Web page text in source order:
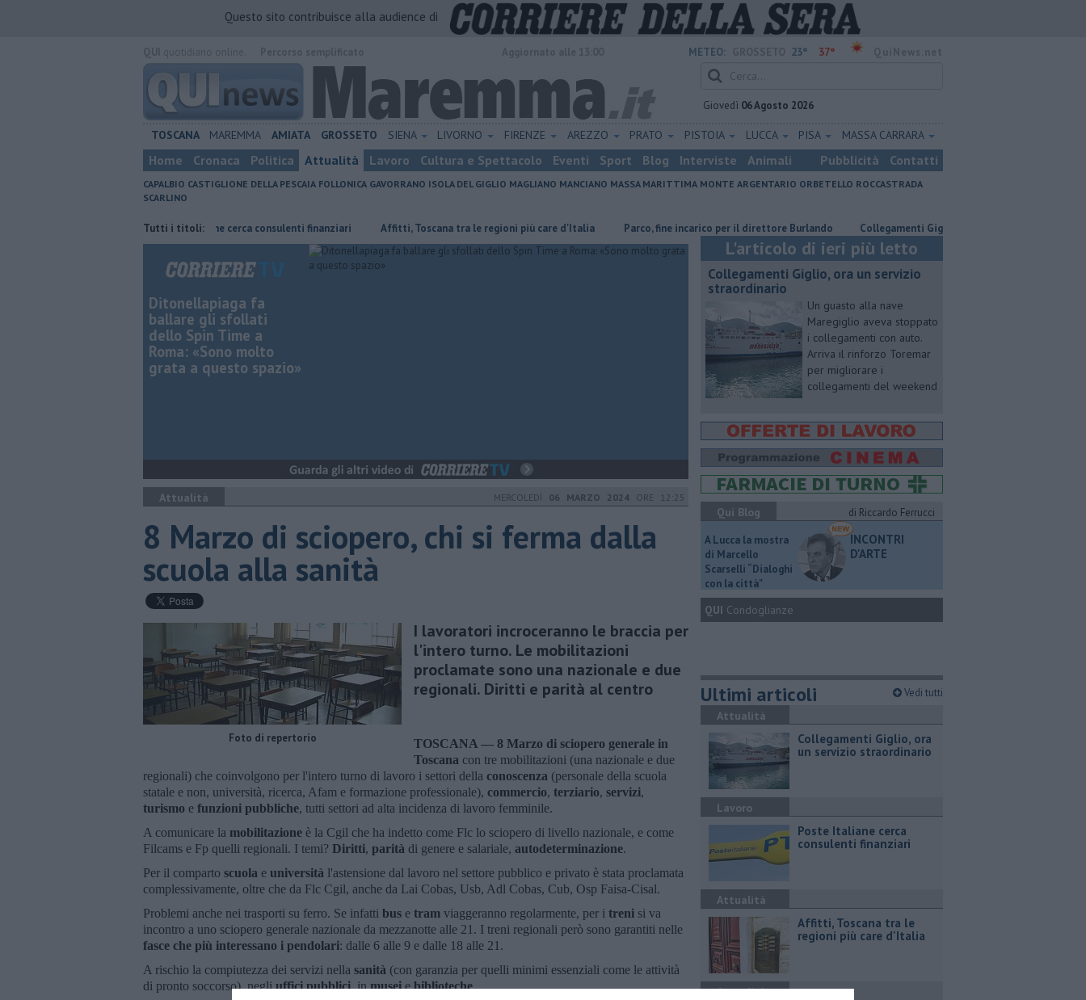
Questo sito contribuisce alla audience di
METEO: 23° 37°
Giovedì 06 Agosto 2026
TOSCANA MAREMMA AMIATA GROSSETO SIENA LIVORNO FIRENZE AREZZO PRATO PISTOIA LUCCA PISA MASSA CARRARA
Home Cronaca Politica Attualità Lavoro Cultura e Spettacolo Eventi Sport Blog Interviste Animali Pubblicità Contatti
CAPALBIO CASTIGLIONE DELLA PESCAIA FOLLONICA GAVORRANO ISOLA DEL GIGLIO MAGLIANO MANCIANO MASSA MARITTIMA MONTE ARGENTARIO ORBETELLO ROCCASTRADA
SCARLINO
Tutti i titoli:
Poste Italiane cerca consulenti finanziari Affitti, Toscana tra le regioni più care d'Italia Parco, fine incarico per il direttore Burlando Collegamenti Giglio, ora un servizio straordinario
Ditonellapiaga fa
ballare gli sfollati
dello Spin Time a
Roma: «Sono molto
grata a questo spazio»
Attualità MERCOLEDÌ 06 MARZO 2024 ORE 12:25
8 Marzo di sciopero, chi si ferma dalla
scuola alla sanità
Foto di repertorio
I lavoratori incroceranno le braccia per
l'intero turno. Le mobilitazioni
proclamate sono una nazionale e due
regionali. Diritti e parità al centro
TOSCANA — 8 Marzo di sciopero generale in
Toscana con tre mobilitazioni (una nazionale e due
regionali) che coinvolgono per l'intero turno di lavoro i settori della conoscenza (personale della scuola
statale e non, università, ricerca, Afam e formazione professionale), commercio, terziario, servizi,
turismo e funzioni pubbliche, tutti settori ad alta incidenza di lavoro femminile.
A comunicare la mobilitazione è la Cgil che ha indetto come Flc lo sciopero di livello nazionale, e come
Filcams e Fp quelli regionali. I temi? Diritti, parità di genere e salariale, autodeterminazione.
Per il comparto scuola e università l'astensione dal lavoro nel settore pubblico e privato è stata proclamata
complessivamente, oltre che da Flc Cgil, anche da Lai Cobas, Usb, Adl Cobas, Cub, Osp Faisa-Cisal.
Problemi anche nei trasporti su ferro. Se infatti bus e tram viaggeranno regolarmente, per i treni si va
incontro a uno sciopero generale nazionale da mezzanotte alle 21. I treni regionali però sono garantiti nelle
fasce che più interessano i pendolari: dalle 6 alle 9 e dalle 18 alle 21.
A rischio la compiutezza dei servizi nella sanità (con garanzia per quelli minimi essenziali come le attività
di pronto soccorso), negliuffici pubblici, inmuseiebiblioteche.
L'articolo di ieri più letto
Collegamenti Giglio, ora un servizio
straordinario
Un guasto alla nave
Maregiglio aveva stoppato
i collegamenti con auto.
Arriva il rinforzo Toremar
per migliorare i
collegamenti del weekend
Qui Blog
di Riccardo Ferrucci
A Lucca la mostra
di Marcello
Scarselli “Dialoghi
con la città"
INCONTRI
D'ARTE
QUI Condoglianze
Ultimi articoli Vedi tutti
Attualità
Collegamenti Giglio, ora
un servizio straordinario
Lavoro
Poste Italiane cerca
consulenti finanziari
Attualità
Affitti, Toscana tra le
regioni più care d'Italia
Attualità